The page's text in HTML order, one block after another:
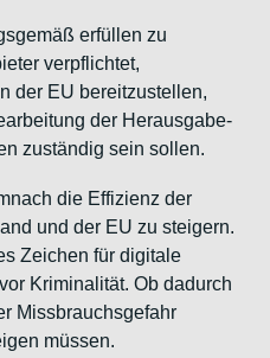
erfüllen zu
verpflichtet,
der EU bereitzustellen,
der Herausgabe-
zuständig sein sollen.
die Effizienz der
und der EU zu steigern.
Zeichen für digitale
Kriminalität. Ob dadurch
Missbrauchsgefahr
müssen.